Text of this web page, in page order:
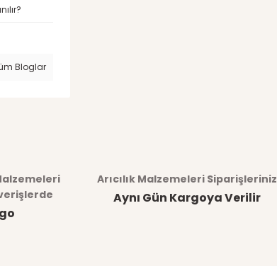
Bloglar
Arıcılık Malzemeleri Siparişleriniz
Aynı Gün Kargoya Verilir